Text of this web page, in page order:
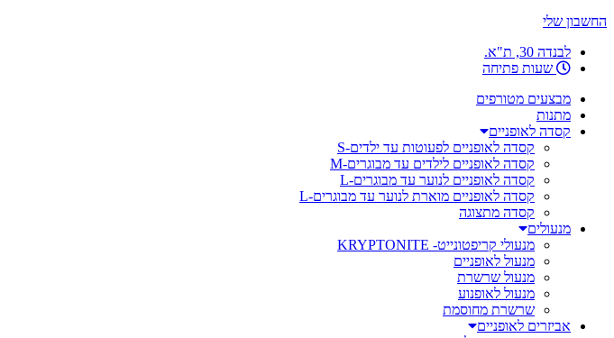
החשבון שלי
לבנדה 30, ת"א.
שעות פתיחה
מבצעים מטורפים
מתנות
קסדה לאופניים
קסדה לאופניים לפעוטות עד ילדים-S
קסדה לאופניים לילדים עד מבוגרים-M
קסדה לאופניים לנוער עד מבוגרים-L
קסדה לאופניים מוארת לנוער עד מבוגרים-L
קסדה מתצוגה
מנעולים
מנעולי קריפטונייט- KRYPTONITE
מנעול לאופניים
מנעול שרשרת
מנעול לאופנוע
שרשרת מחוסמת
אביזרים לאופניים